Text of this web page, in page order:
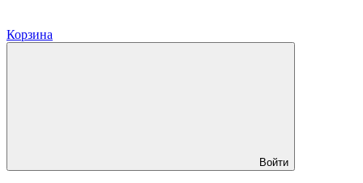
Корзина
Войти